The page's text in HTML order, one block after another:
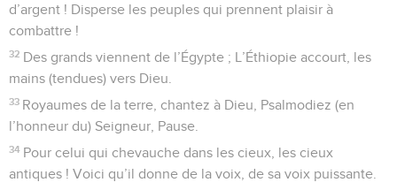
d’argent ! Disperse les peuples qui prennent plaisir à
combattre !
32 Des grands viennent de l’Égypte ; L’Éthiopie accourt, les
mains (tendues) vers Dieu.
33 Royaumes de la terre, chantez à Dieu, Psalmodiez (en
l’honneur du) Seigneur, Pause.
34 Pour celui qui chevauche dans les cieux, les cieux
antiques ! Voici qu’il donne de la voix, de sa voix puissante.